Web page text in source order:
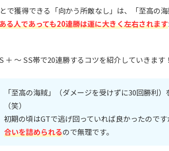
で獲得できる「向かう所敵なし」は、「至高の
る人であっても20連勝は運に大きく左右されます
＋ 〜 SS帯で20連勝するコツを紹介していきます！
「至高の海賊」（ダメージを受けずに30回勝利）
（笑）
初期の頃はGTで逃げ回っていれば良かったのです
合いを詰められるので無理です。